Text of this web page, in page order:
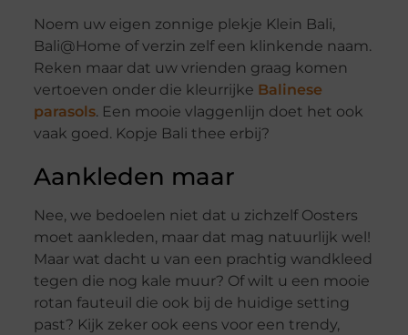
Noem uw eigen zonnige plekje Klein Bali,
Bali@Home of verzin zelf een klinkende naam.
Reken maar dat uw vrienden graag komen
vertoeven onder die kleurrijke Balinese
parasols. Een mooie vlaggenlijn doet het ook
vaak goed. Kopje Bali thee erbij?
Aankleden maar
Nee, we bedoelen niet dat u zichzelf Oosters
moet aankleden, maar dat mag natuurlijk wel!
Maar wat dacht u van een prachtig wandkleed
tegen die nog kale muur? Of wilt u een mooie
rotan fauteuil die ook bij de huidige setting
past? Kijk zeker ook eens voor een trendy,